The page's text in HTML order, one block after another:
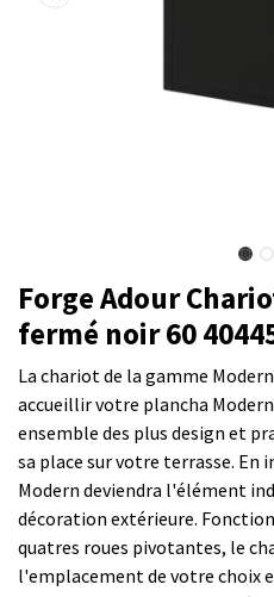
Forge Adour
fermé noir 60
La chariot de la gamme
accueillir votre plancha
ensemble des plus design et
sa place sur votre terrasse. En
Modern deviendra l'élément
décoration extérieure.
quatres roues pivotantes, le
l'emplacement de votre choix